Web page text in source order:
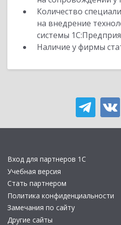
Количество
на внедрение
системы
Наличие у фирмы
Вход для партнеров 1С
Учебная версия
Стать партнером
Политика конфиденциальности
Замечания по сайту
Другие сайты